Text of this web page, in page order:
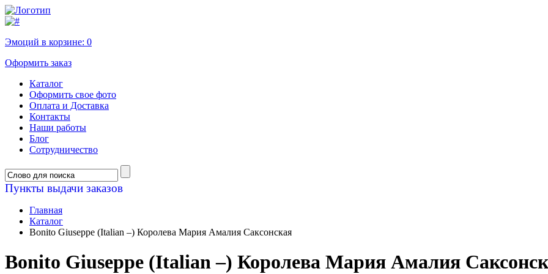
Эмоций в корзине: 0
Оформить заказ
Каталог
Оформить свое фото
Оплата и Доставка
Контакты
Наши работы
Блог
Сотрудничество
Пункты выдачи заказов
Главная
Каталог
Bonito Giuseppe (Italian –) Королева Мария Амалия Саксонская
Bonito Giuseppe (Italian –) Королева Мария Амалия